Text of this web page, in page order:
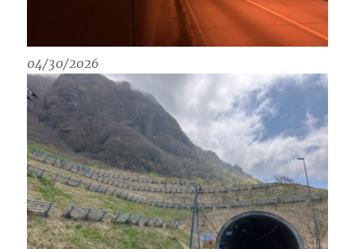
04/30/2026